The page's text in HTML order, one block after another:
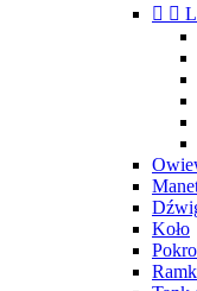
 
Koło